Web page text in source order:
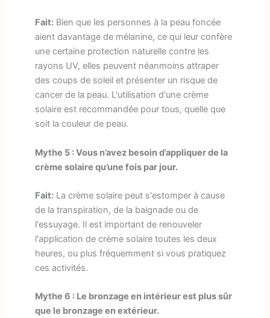
Fait:Bien que les personnes à la peau foncée
aient davantage de mélanine, ce qui leur confère
une certaine protection naturelle contre les
rayons UV, elles peuvent néanmoins attraper
des coups de soleil et présenter un risque de
cancer de la peau. L'utilisation d'une crème
solaire est recommandée pour tous, quelle que
soit la couleur de peau.
Mythe 5 : Vous n’avez besoin d’appliquer de la
crème solaire qu’une fois par jour.
Fait:La crème solaire peut s'estomper à cause
de la transpiration, de la baignade ou de
l'essuyage. Il est important de renouveler
l'application de crème solaire toutes les deux
heures, ou plus fréquemment si vous pratiquez
ces activités.
Mythe 6 : Le bronzage en intérieur est plus sûr
que le bronzage en extérieur.